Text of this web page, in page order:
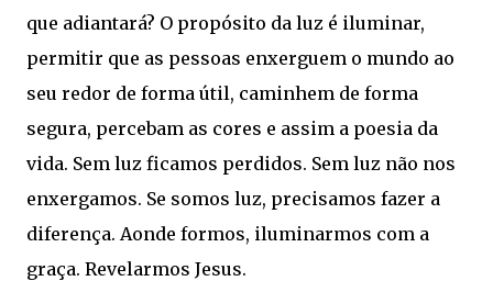
que adiantará? O propósito da luz é iluminar,
permitir que as pessoas enxerguem o mundo ao
seu redor de forma útil, caminhem de forma
segura, percebam as cores e assim a poesia da
vida. Sem luz ficamos perdidos. Sem luz não nos
enxergamos. Se somos luz, precisamos fazer a
diferença. Aonde formos, iluminarmos com a
graça. Revelarmos Jesus.